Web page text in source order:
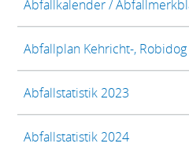
Abfallkalender /
Abfallplan Kehricht-,
Abfallstatistik 2023
Abfallstatistik 2024